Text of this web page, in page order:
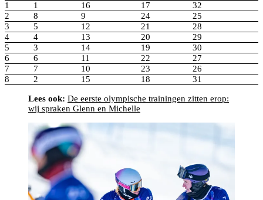
1
1 16 17
32
2
8 9 24
25
3
5 12 21
28
4
4 13 20
29
5
3 14 19
30
6
6 11 22
27
7
7 10 23
26
8
2 15 18 31
Lees ook: De eerste olympische trainingen zitten erop:
wij spraken Glenn en Michelle